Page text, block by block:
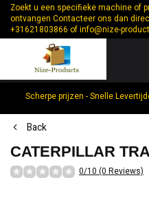
Zoekt u een specifieke machine of
ontvangen Contacteer ons dan
+31621803866 ofinfo@nize-
Scherpe prijzen - Snelle
Back
CATERPILLAR
0/10 (0 Reviews)